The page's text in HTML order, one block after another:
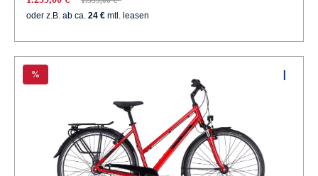
oder z.B. ab ca. 24 € mtl. leasen
%